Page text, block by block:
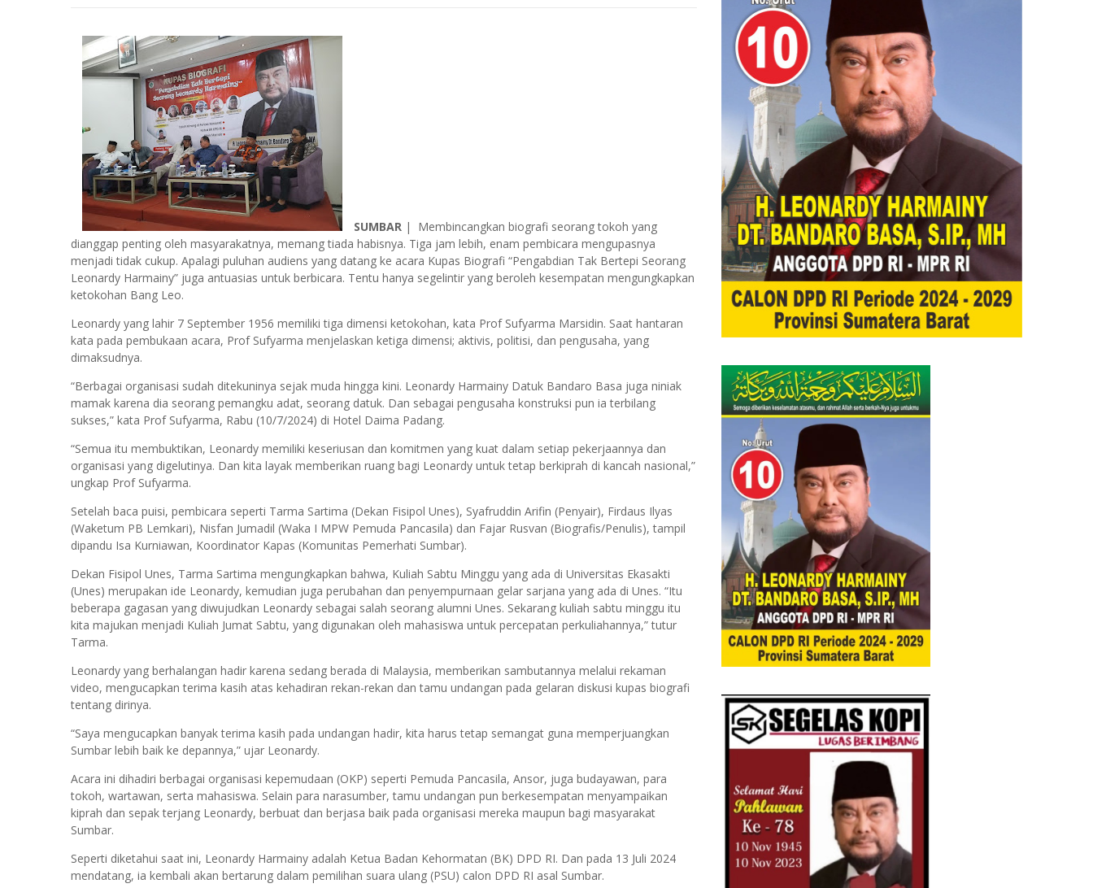
SUMBAR | Membincangkan biografi seorang tokoh yang
dianggap penting oleh masyarakatnya, memang tiada habisnya. Tiga jam lebih, enam pembicara mengupasnya
menjadi tidak cukup. Apalagi puluhan audiens yang datang ke acara Kupas Biografi “Pengabdian Tak Bertepi Seorang
Leonardy Harmainy” juga antuasias untuk berbicara. Tentu hanya segelintir yang beroleh kesempatan mengungkapkan
ketokohan Bang Leo.
Leonardy yang lahir 7 September 1956 memiliki tiga dimensi ketokohan, kata Prof Sufyarma Marsidin. Saat hantaran
kata pada pembukaan acara, Prof Sufyarma menjelaskan ketiga dimensi; aktivis, politisi, dan pengusaha, yang
dimaksudnya.
“Berbagai organisasi sudah ditekuninya sejak muda hingga kini. Leonardy Harmainy Datuk Bandaro Basa juga niniak
mamak karena dia seorang pemangku adat, seorang datuk. Dan sebagai pengusaha konstruksi pun ia terbilang
sukses,” kata Prof Sufyarma, Rabu (10/7/2024) di Hotel Daima Padang.
“Semua itu membuktikan, Leonardy memiliki keseriusan dan komitmen yang kuat dalam setiap pekerjaannya dan
organisasi yang digelutinya. Dan kita layak memberikan ruang bagi Leonardy untuk tetap berkiprah di kancah nasional,”
ungkap Prof Sufyarma.
Setelah baca puisi, pembicara seperti Tarma Sartima (Dekan Fisipol Unes), Syafruddin Arifin (Penyair), Firdaus Ilyas
(Waketum PB Lemkari), Nisfan Jumadil (Waka I MPW Pemuda Pancasila) dan Fajar Rusvan (Biografis/Penulis), tampil
dipandu Isa Kurniawan, Koordinator Kapas (Komunitas Pemerhati Sumbar).
Dekan Fisipol Unes, Tarma Sartima mengungkapkan bahwa, Kuliah Sabtu Minggu yang ada di Universitas Ekasakti
(Unes) merupakan ide Leonardy, kemudian juga perubahan dan penyempurnaan gelar sarjana yang ada di Unes. “Itu
beberapa gagasan yang diwujudkan Leonardy sebagai salah seorang alumni Unes. Sekarang kuliah sabtu minggu itu
kita majukan menjadi Kuliah Jumat Sabtu, yang digunakan oleh mahasiswa untuk percepatan perkuliahannya,” tutur
Tarma.
Leonardy yang berhalangan hadir karena sedang berada di Malaysia, memberikan sambutannya melalui rekaman
video, mengucapkan terima kasih atas kehadiran rekan-rekan dan tamu undangan pada gelaran diskusi kupas biografi
tentang dirinya.
“Saya mengucapkan banyak terima kasih pada undangan hadir, kita harus tetap semangat guna memperjuangkan
Sumbar lebih baik ke depannya,” ujar Leonardy.
Acara ini dihadiri berbagai organisasi kepemudaan (OKP) seperti Pemuda Pancasila, Ansor, juga budayawan, para
tokoh, wartawan, serta mahasiswa. Selain para narasumber, tamu undangan pun berkesempatan menyampaikan
kiprah dan sepak terjang Leonardy, berbuat dan berjasa baik pada organisasi mereka maupun bagi masyarakat
Sumbar.
Seperti diketahui saat ini, Leonardy Harmainy adalah Ketua Badan Kehormatan (BK) DPD RI. Dan pada 13 Juli 2024
mendatang, ia kembali akan bertarung dalam pemilihan suara ulang (PSU) calon DPD RI asal Sumbar.